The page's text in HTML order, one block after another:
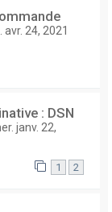
avr. 24, 2021
: DSN
janv. 22,
1 2